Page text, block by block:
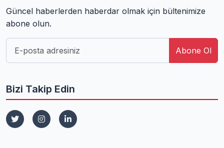
Güncel haberlerden haberdar olmak için bültenimize
abone olun.
Abone Ol
Bizi Takip Edin